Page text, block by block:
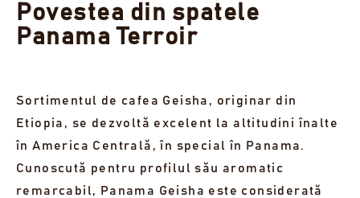
Povestea din spatele
Panama Terroir
Sortimentul de cafea Geisha, originar din
Etiopia, se dezvoltă excelent la altitudini înalte
în America Centrală, în special în Panama.
Cunoscută pentru profilul său aromatic
remarcabil, Panama Geisha este considerată